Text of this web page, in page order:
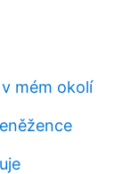
mém okolí